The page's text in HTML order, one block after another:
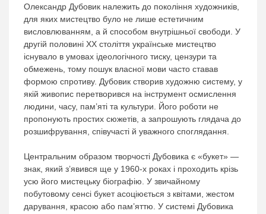
Олександр Дубовик належить до покоління художників,
для яких мистецтво було не лише естетичним
висловлюванням, а й способом внутрішньої свободи. У
другій половині ХХ століття українське мистецтво
існувало в умовах ідеологічного тиску, цензури та
обмежень, тому пошук власної мови часто ставав
формою спротиву. Дубовик створив художню систему, у
якій живопис перетворився на інструмент осмислення
людини, часу, пам’яті та культури. Його роботи не
пропонують простих сюжетів, а запрошують глядача до
розшифрування, співучасті й уважного споглядання.
Центральним образом творчості Дубовика є «букет» —
знак, який з’явився ще у 1960-х роках і проходить крізь
усю його мистецьку біографію. У звичайному
побутовому сенсі букет асоціюється з квітами, жестом
дарування, красою або пам’яттю. У системі Дубовика